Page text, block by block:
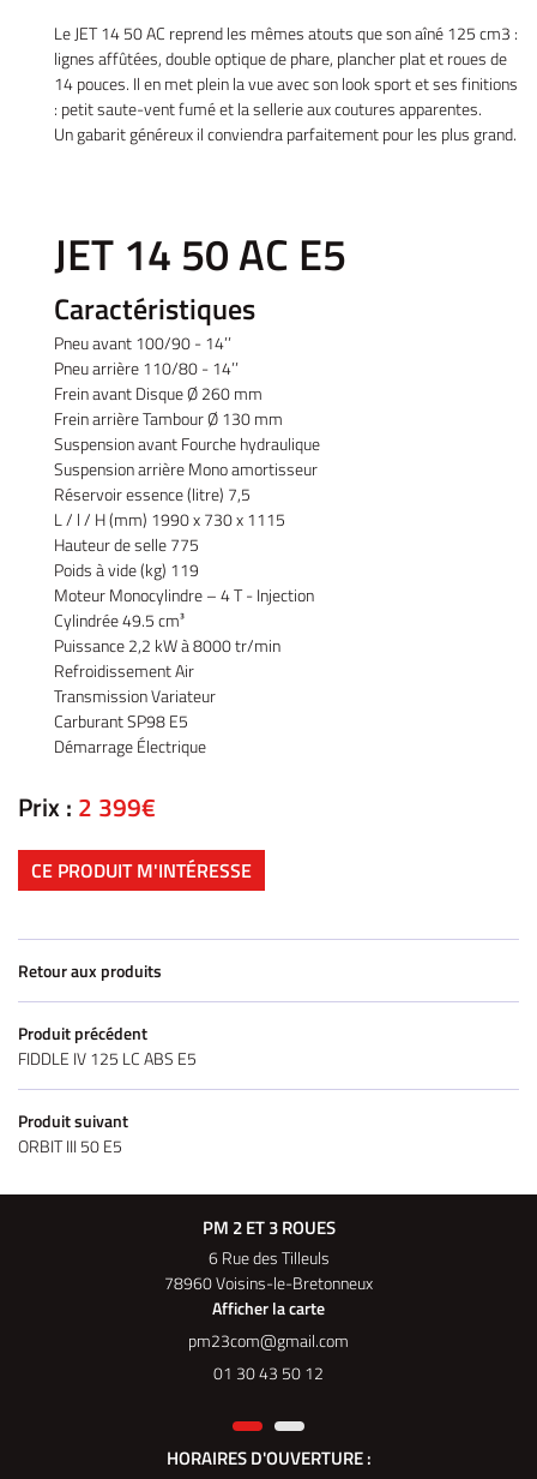
Vélos
– Scooters
location
d’occasion
Services
votre véhicule
Actualités
Contact
Le JET 14 50 AC reprend les mêmes atouts que son aîné 125 cm3 :
lignes affûtées, double optique de phare, plancher plat et roues de
14 pouces. Il en met plein la vue avec son look sport et ses finitions
: petit saute-vent fumé et la sellerie aux coutures apparentes.
Un gabarit généreux il conviendra parfaitement pour les plus grand.
JET 14 50 AC E5
Caractéristiques
Pneu avant 100/90 - 14’’
Pneu arrière 110/80 - 14’’
Frein avant Disque Ø 260 mm
Frein arrière Tambour Ø 130 mm
Suspension avant Fourche hydraulique
Suspension arrière Mono amortisseur
Réservoir essence (litre) 7,5
L / l / H (mm) 1990 x 730 x 1115
Hauteur de selle 775
Poids à vide (kg) 119
Moteur Monocylindre – 4 T - Injection
Cylindrée 49.5 cm³
Puissance 2,2 kW à 8000 tr/min
Refroidissement Air
Transmission Variateur
Carburant SP98 E5
Démarrage Électrique
Prix : 2 399€
CE PRODUIT M'INTÉRESSE
Retour aux produits
Produit précédent
FIDDLE IV 125 LC ABS E5
Produit suivant
ORBIT III 50 E5
PM 2 ET 3 ROUES
6 Rue des Tilleuls
78960 Voisins-le-Bretonneux
Afficher la carte
01 30 43 50 12
HORAIRES D'OUVERTURE :